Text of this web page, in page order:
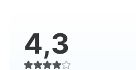
4,3